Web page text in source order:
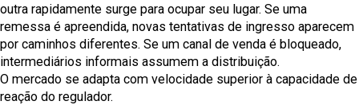
outra rapidamente surge para ocupar seu lugar. Se uma
remessa é apreendida, novas tentativas de ingresso aparecem
por caminhos diferentes. Se um canal de venda é bloqueado,
intermediários informais assumem a distribuição.
O mercado se adapta com velocidade superior à capacidade de
reação do regulador.